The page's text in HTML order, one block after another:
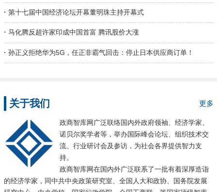
欲望去购买。作为企业来讲，本身也体现出其背
上，格力也曾遇到险阻，董明珠谈到：格力的创
施，但想要获得成功就一定要耐得住寂寞，内心
· 第十七届中国经济论坛开幕董明珠主持开幕式
· 马化腾反超许家印成中国首富 腾讯股价大涨
· 孙正义拒绝华为5G，任正非霸气回击：停止日本供应商订单！
关于我们 更多
政商智库网广泛联络国内外政府领袖、经济学家、
诺贝尔奖学者等，举办国际峰会论坛、组织技术交
流、行业研讨会及参访，为社会各界提供智力支
持。
政商智库网在国内外广泛联系了一批有着深厚造诣
的经济学家，同中共中央政策研究室、全国人大和政协、国务院发展